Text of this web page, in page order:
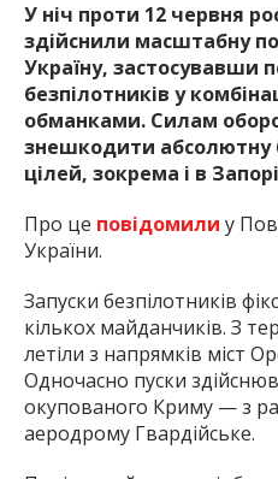
У ніч проти 12 червня
здійснили масштабну
Україну, застосувавши
безпілотників у
обманками. Силам
знешкодити абсолютну
цілей, зокрема і в
Про це повідомили у
України.
Запуски безпілотників
кількох майданчиків. З
летіли з напрямків міст
Одночасно пуски
окупованого Криму — з
аеродрому Гвардійське.